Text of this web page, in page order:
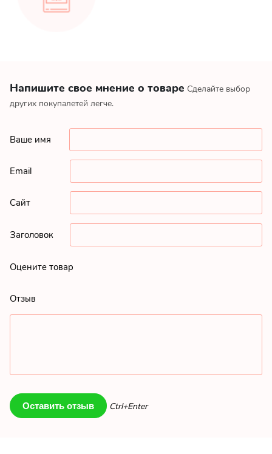
Напишите свое мнение о товаре Сделайте выбор
других покупалетей легче.
Ваше имя
Email
Сайт
Заголовок
Оцените товар
Отзыв
Ctrl+Enter